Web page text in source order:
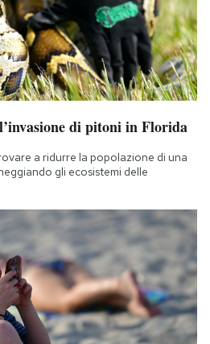
di pitoni in Florida
a ridurre la popolazione di una
gli ecosistemi delle